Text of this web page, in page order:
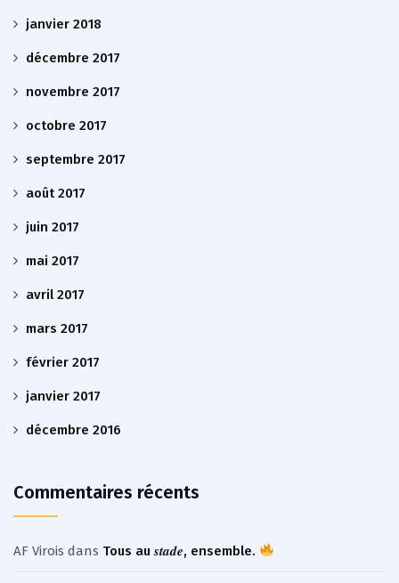
janvier 2018
décembre 2017
novembre 2017
octobre 2017
septembre 2017
août 2017
juin 2017
mai 2017
avril 2017
mars 2017
février 2017
janvier 2017
décembre 2016
Commentaires récents
AF Virois dans Tous au 𝒔𝒕𝒂𝒅𝒆, ensemble.